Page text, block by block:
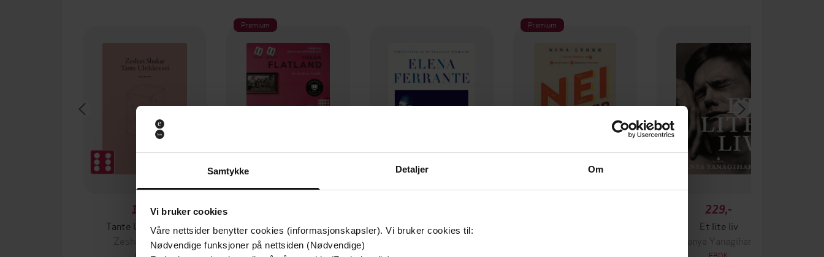
Samtykke Detaljer Om
Vi bruker cookies
Våre nettsider benytter cookies (informasjonskapsler). Vi bruker cookies til:
Nødvendige funksjoner på nettsiden (Nødvendige)
199,-
Tante Ulrikkes vei
Zeshan Shakar
EBOK
Premium
En moderne familie
Helga Flatland
EBOK
Svikne dagar
Premium
229,-
Et lite liv
Hanya Yanagihara
EBOK